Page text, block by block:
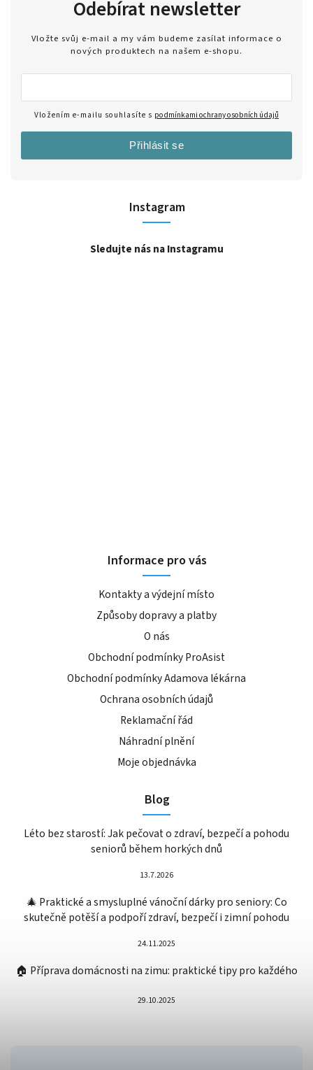
Instagram
Sledujte nás na Instagramu
Informace pro vás
Kontakty a výdejní místo
Způsoby dopravy a platby
O nás
Obchodní podmínky ProAsist
Obchodní podmínky Adamova lékárna
Ochrana osobních údajů
Reklamační řád
Náhradní plnění
Moje objednávka
Odebírat newsletter
Vložte svůj e-mail a my vám budeme zasílat informace o
nových produktech na našem e-shopu.
Vložením e-mailu souhlasíte s podmínkami ochrany osobních údajů
Přihlásit se
Blog
Léto bez starostí: Jak pečovat o zdraví, bezpečí a pohodu
seniorů během horkých dnů
13.7.2026
🎄 Praktické a smysluplné vánoční dárky pro seniory: Co
skutečně potěší a podpoří zdraví, bezpečí i zimní pohodu
24.11.2025
🏠 Příprava domácnosti na zimu: praktické tipy pro každého
29.10.2025